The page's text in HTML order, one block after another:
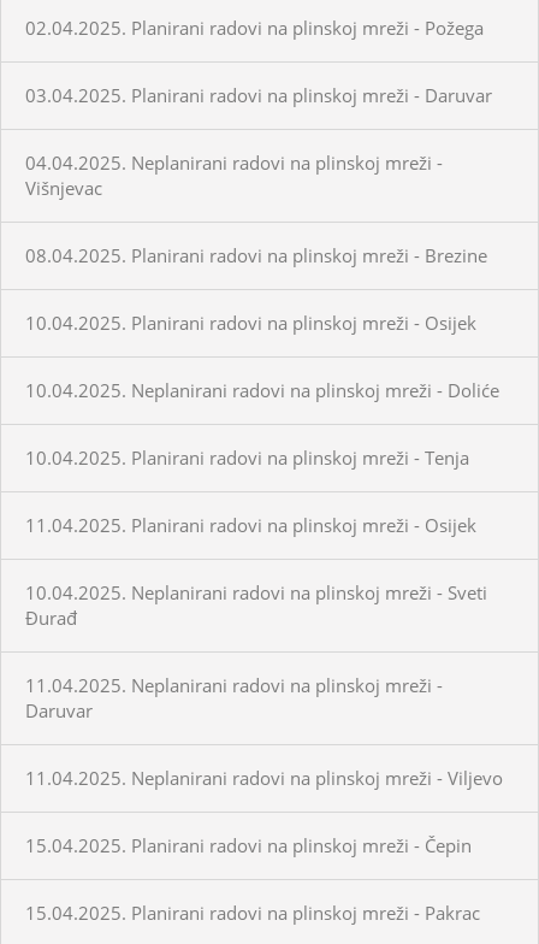
02.04.2025. Planirani radovi na plinskoj mreži - Požega
03.04.2025. Planirani radovi na plinskoj mreži - Daruvar
04.04.2025. Neplanirani radovi na plinskoj mreži -
Višnjevac
08.04.2025. Planirani radovi na plinskoj mreži - Brezine
10.04.2025. Planirani radovi na plinskoj mreži - Osijek
10.04.2025. Neplanirani radovi na plinskoj mreži - Doliće
10.04.2025. Planirani radovi na plinskoj mreži - Tenja
11.04.2025. Planirani radovi na plinskoj mreži - Osijek
10.04.2025. Neplanirani radovi na plinskoj mreži - Sveti
Đurađ
11.04.2025. Neplanirani radovi na plinskoj mreži -
Daruvar
11.04.2025. Neplanirani radovi na plinskoj mreži - Viljevo
15.04.2025. Planirani radovi na plinskoj mreži - Čepin
15.04.2025. Planirani radovi na plinskoj mreži - Pakrac